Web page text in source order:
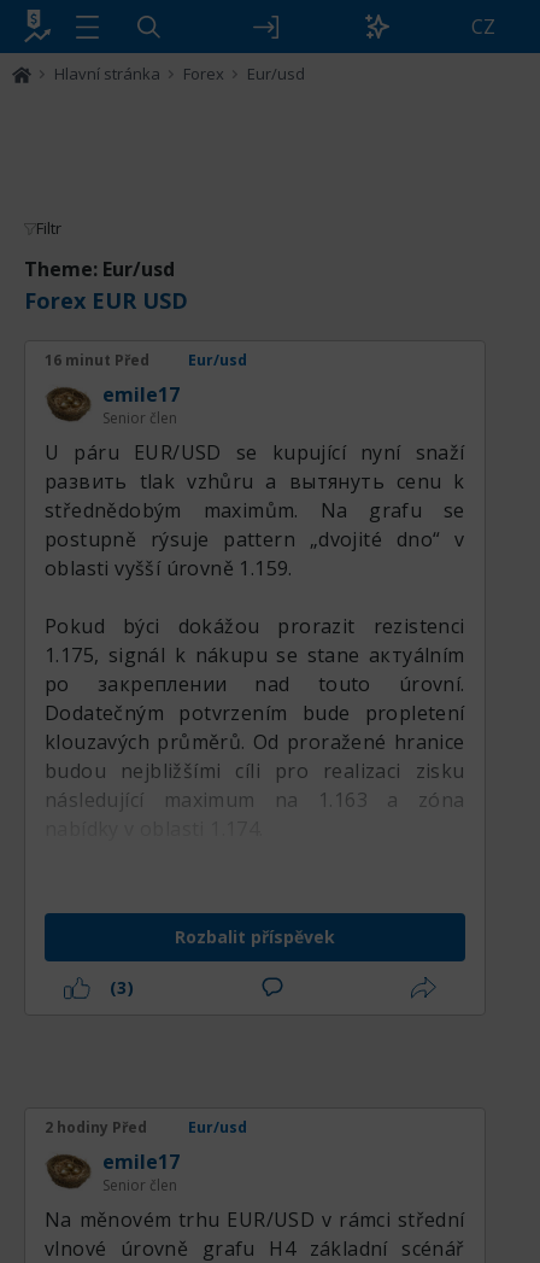
CZ
Hlavní stránka Forex Eur/usd
Filtr
Theme: Eur/usd
Forex EUR USD
16 minut Před Eur/usd
emile17
Senior člen
U páru EUR/USD se kupující nyní snaží
развить tlak vzhůru a вытянуть cenu k
střednědobým maximům. Na grafu se
postupně rýsuje pattern „dvojité dno“ v
oblasti vyšší úrovně 1.159.
Pokud býci dokážou prorazit rezistenci
1.175, signál k nákupu se stane актуálním
po закреплении nad touto úrovní.
Dodatečným potvrzením bude propletení
klouzavých průměrů. Od proražené hranice
budou nejbližšími cíli pro realizaci zisku
následující maximum na 1.163 a zóna
pod kritické minimum 1.162. Upevnění pod
touto prolomenou zónou názorně potvrdí
oslabení býků a ukáže na změnu priorit.
Rozbalit příspěvek
(3)
2 hodiny Před Eur/usd
emile17
Senior člen
Na měnovém trhu EUR/USD v rámci střední
vlnové úrovně grafu H4 základní scénář